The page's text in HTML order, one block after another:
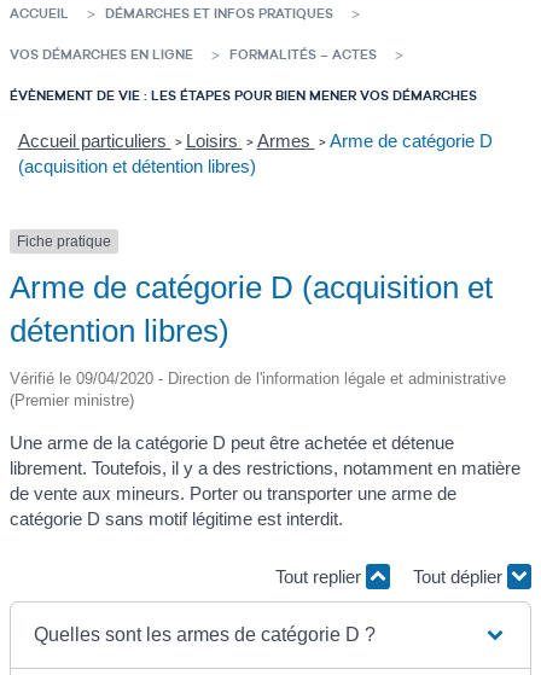
ACCUEIL DÉMARCHES ET INFOS PRATIQUES
VOS DÉMARCHES EN LIGNE FORMALITÉS – ACTES
ÉVÈNEMENT DE VIE : LES ÉTAPES POUR BIEN MENER VOS DÉMARCHES
Accueil particuliers > Loisirs > Armes > Arme de catégorie D
(acquisition et détention libres)
Fiche pratique
Arme de catégorie D (acquisition et
détention libres)
Vérifié le 09/04/2020 - Direction de l'information légale et administrative
(Premier ministre)
Une arme de la catégorie D peut être achetée et détenue
librement. Toutefois, il y a des restrictions, notamment en matière
de vente aux mineurs. Porter ou transporter une arme de
catégorie D sans motif légitime est interdit.
Tout replier Tout déplier
Quelles sont les armes de catégorie D ?